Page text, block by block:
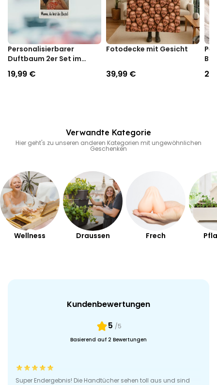
macht, sondern auch gleich eine geeignete Sonnenbade-Unterlage
habt. Alles klar? Na, dann ab in denUrlaub!
Personalisierbarer
Duftbaum 2er Set im
Polaroid-Look
19,99 €
Fotodecke mit Gesicht
39,99 €
Verwandte Kategorie
Hier geht's zu unseren anderen Kategorien mit ungewöhnlichen
Geschenken
Wellness Draussen Frech
Kundenbewertungen
5 /5
Basierend auf 2 Bewertungen
Super Endergebnis! Die Handtücher sehen toll aus und sind